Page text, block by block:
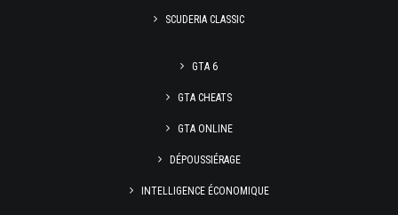
SCUDERIA CLASSIC
GTA 6
GTA CHEATS
GTA ONLINE
DÉPOUSSIÉRAGE
INTELLIGENCE ÉCONOMIQUE